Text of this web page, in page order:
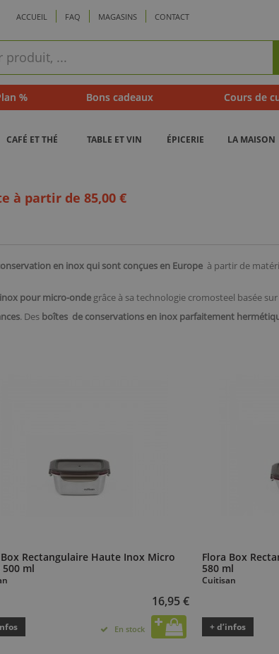
ACCUEIL FAQ MAGASINS CONTACT
% Bons cadeaux Cours de
CAFÉ ET THÉ TABLE ET VIN ÉPICERIE LA MAISON
à partir de 85,00 €
en inox qui sont conçues en Europe à partir de
pour micro-onde grâce à sa technologie cromosteel basée
. Des boîtes de conservations en inox parfaitement
Rectangulaire Haute Inox Micro
500 ml
16,95 €
En stock
Flora Box
580 ml
Cuitisan
+ d’infos